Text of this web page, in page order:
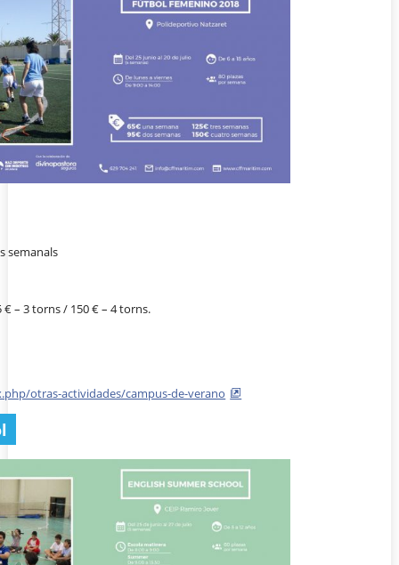
semanals
– 3 torns / 150 € – 4 torns.
otras-actividades/campus-de-verano